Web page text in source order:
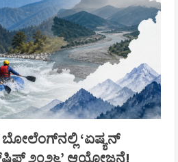
ಬೋಲೆಂಗ್‌ನಲ್ಲಿ ‘ಏಷ್ಯನ್
೨೦೨೬’ ಆಯೋಜನೆ!